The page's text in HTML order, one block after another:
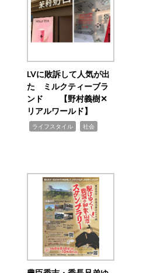
LVに敗訴して人気が出
た ミルクティーブラ
ンド 【野村義樹✕
リアルワールド】
ライフスタイル 社会